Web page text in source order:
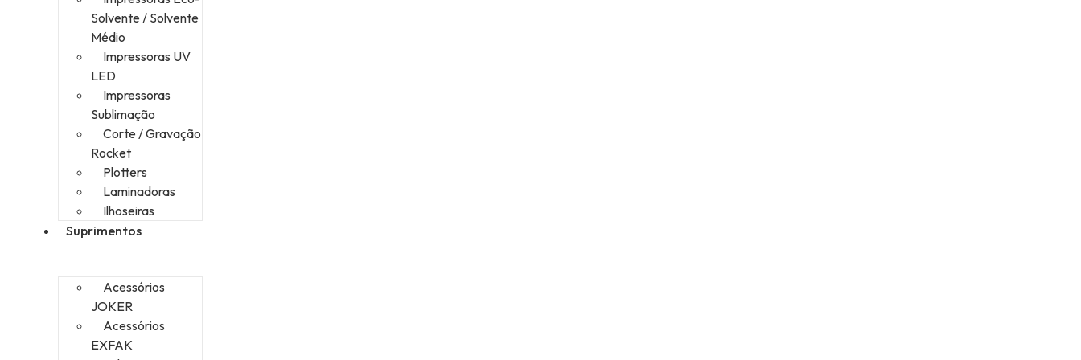
Solvente / Solvente
Médio
Impressoras UV
LED
Impressoras
Sublimação
Corte / Gravação
Rocket
Plotters
Laminadoras
Ilhoseiras
Suprimentos
Acessórios
JOKER
Acessórios
EXFAK